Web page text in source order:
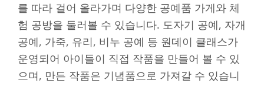
를 따라 걸어 올라가며 다양한 공예품 가게와 체
험 공방을 둘러볼 수 있습니다. 도자기 공예, 자개
공예, 가죽, 유리, 비누 공예 등 원데이 클래스가
운영되어 아이들이 직접 작품을 만들어 볼 수 있
으며, 만든 작품은 기념품으로 가져갈 수 있습니